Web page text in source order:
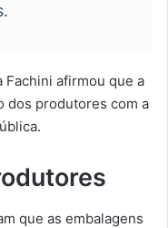
Fachini afirmou que a
dos produtores com a
que as embalagens